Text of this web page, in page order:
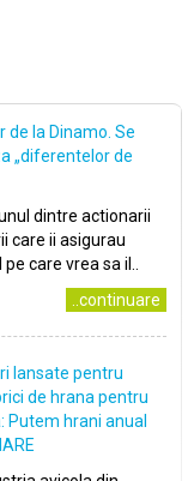
de la Dinamo. Se
„diferentelor de
dintre actionarii
care ii asigurau
care vrea sa il..
..continuare
lansate pentru
de hrana pentru
Putem hrani anual